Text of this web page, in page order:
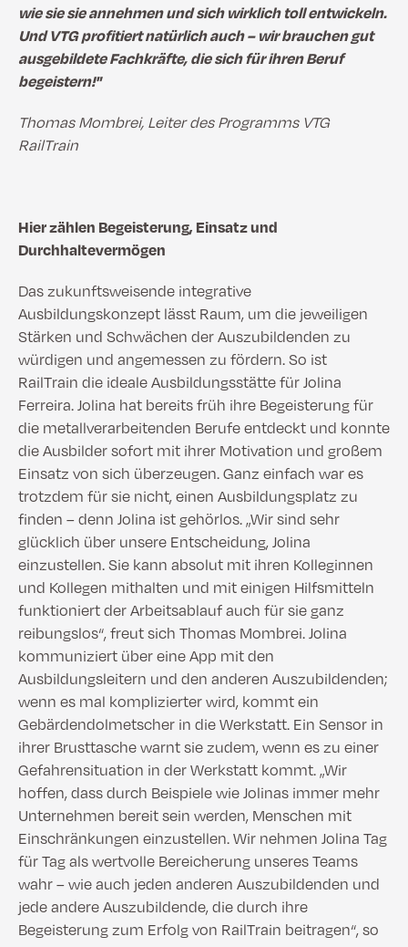
wie sie sie annehmen und sich wirklich toll entwickeln.
Und VTG profitiert natürlich auch – wir brauchen gut
ausgebildete Fachkräfte, die sich für ihren Beruf
begeistern!"
Thomas Mombrei, Leiter des Programms VTG
RailTrain
Hier zählen Begeisterung, Einsatz und
Durchhaltevermögen
Das zukunftsweisende integrative
Ausbildungskonzept lässt Raum, um die jeweiligen
Stärken und Schwächen der Auszubildenden zu
würdigen und angemessen zu fördern. So ist
RailTrain die ideale Ausbildungsstätte für Jolina
Ferreira. Jolina hat bereits früh ihre Begeisterung für
die metallverarbeitenden Berufe entdeckt und konnte
die Ausbilder sofort mit ihrer Motivation und großem
Einsatz von sich überzeugen. Ganz einfach war es
trotzdem für sie nicht, einen Ausbildungsplatz zu
finden – denn Jolina ist gehörlos. „Wir sind sehr
glücklich über unsere Entscheidung, Jolina
einzustellen. Sie kann absolut mit ihren Kolleginnen
und Kollegen mithalten und mit einigen Hilfsmitteln
funktioniert der Arbeitsablauf auch für sie ganz
reibungslos“, freut sich Thomas Mombrei. Jolina
kommuniziert über eine App mit den
Ausbildungsleitern und den anderen Auszubildenden;
wenn es mal komplizierter wird, kommt ein
Gebärdendolmetscher in die Werkstatt. Ein Sensor in
ihrer Brusttasche warnt sie zudem, wenn es zu einer
Gefahrensituation in der Werkstatt kommt. „Wir
hoffen, dass durch Beispiele wie Jolinas immer mehr
Unternehmen bereit sein werden, Menschen mit
Einschränkungen einzustellen. Wir nehmen Jolina Tag
für Tag als wertvolle Bereicherung unseres Teams
wahr – wie auch jeden anderen Auszubildenden und
jede andere Auszubildende, die durch ihre
Begeisterung zum Erfolg von RailTrain beitragen“, so